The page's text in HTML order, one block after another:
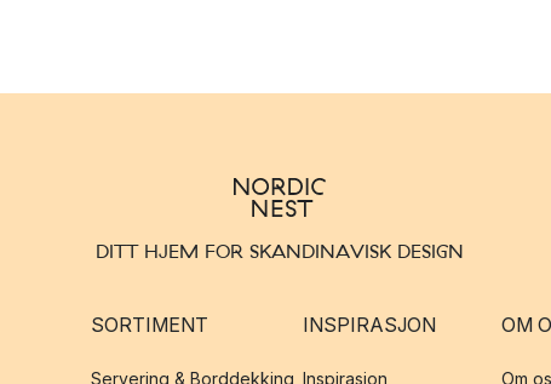
DITT HJEM FOR SKANDINAVISK DESIGN
SORTIMENT
Servering & Borddekking
INSPIRASJON
Inspirasjon
OM
Om